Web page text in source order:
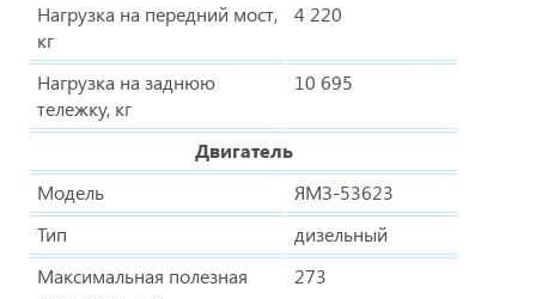
Нагрузка на передний мост,
кг
4 220
Нагрузка на заднюю
тележку, кг
10 695
Двигатель
Модель
ЯМЗ-53623
Тип
дизельный
Максимальная полезная
273